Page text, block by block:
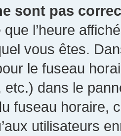
sont pas
l’heure
vous êtes.
le fuseau
etc.) dans le
fuseau horaire,
utilisateurs